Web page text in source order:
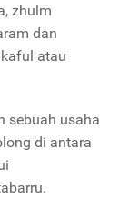
zhulm
dan
atau
sebuah usaha
di antara